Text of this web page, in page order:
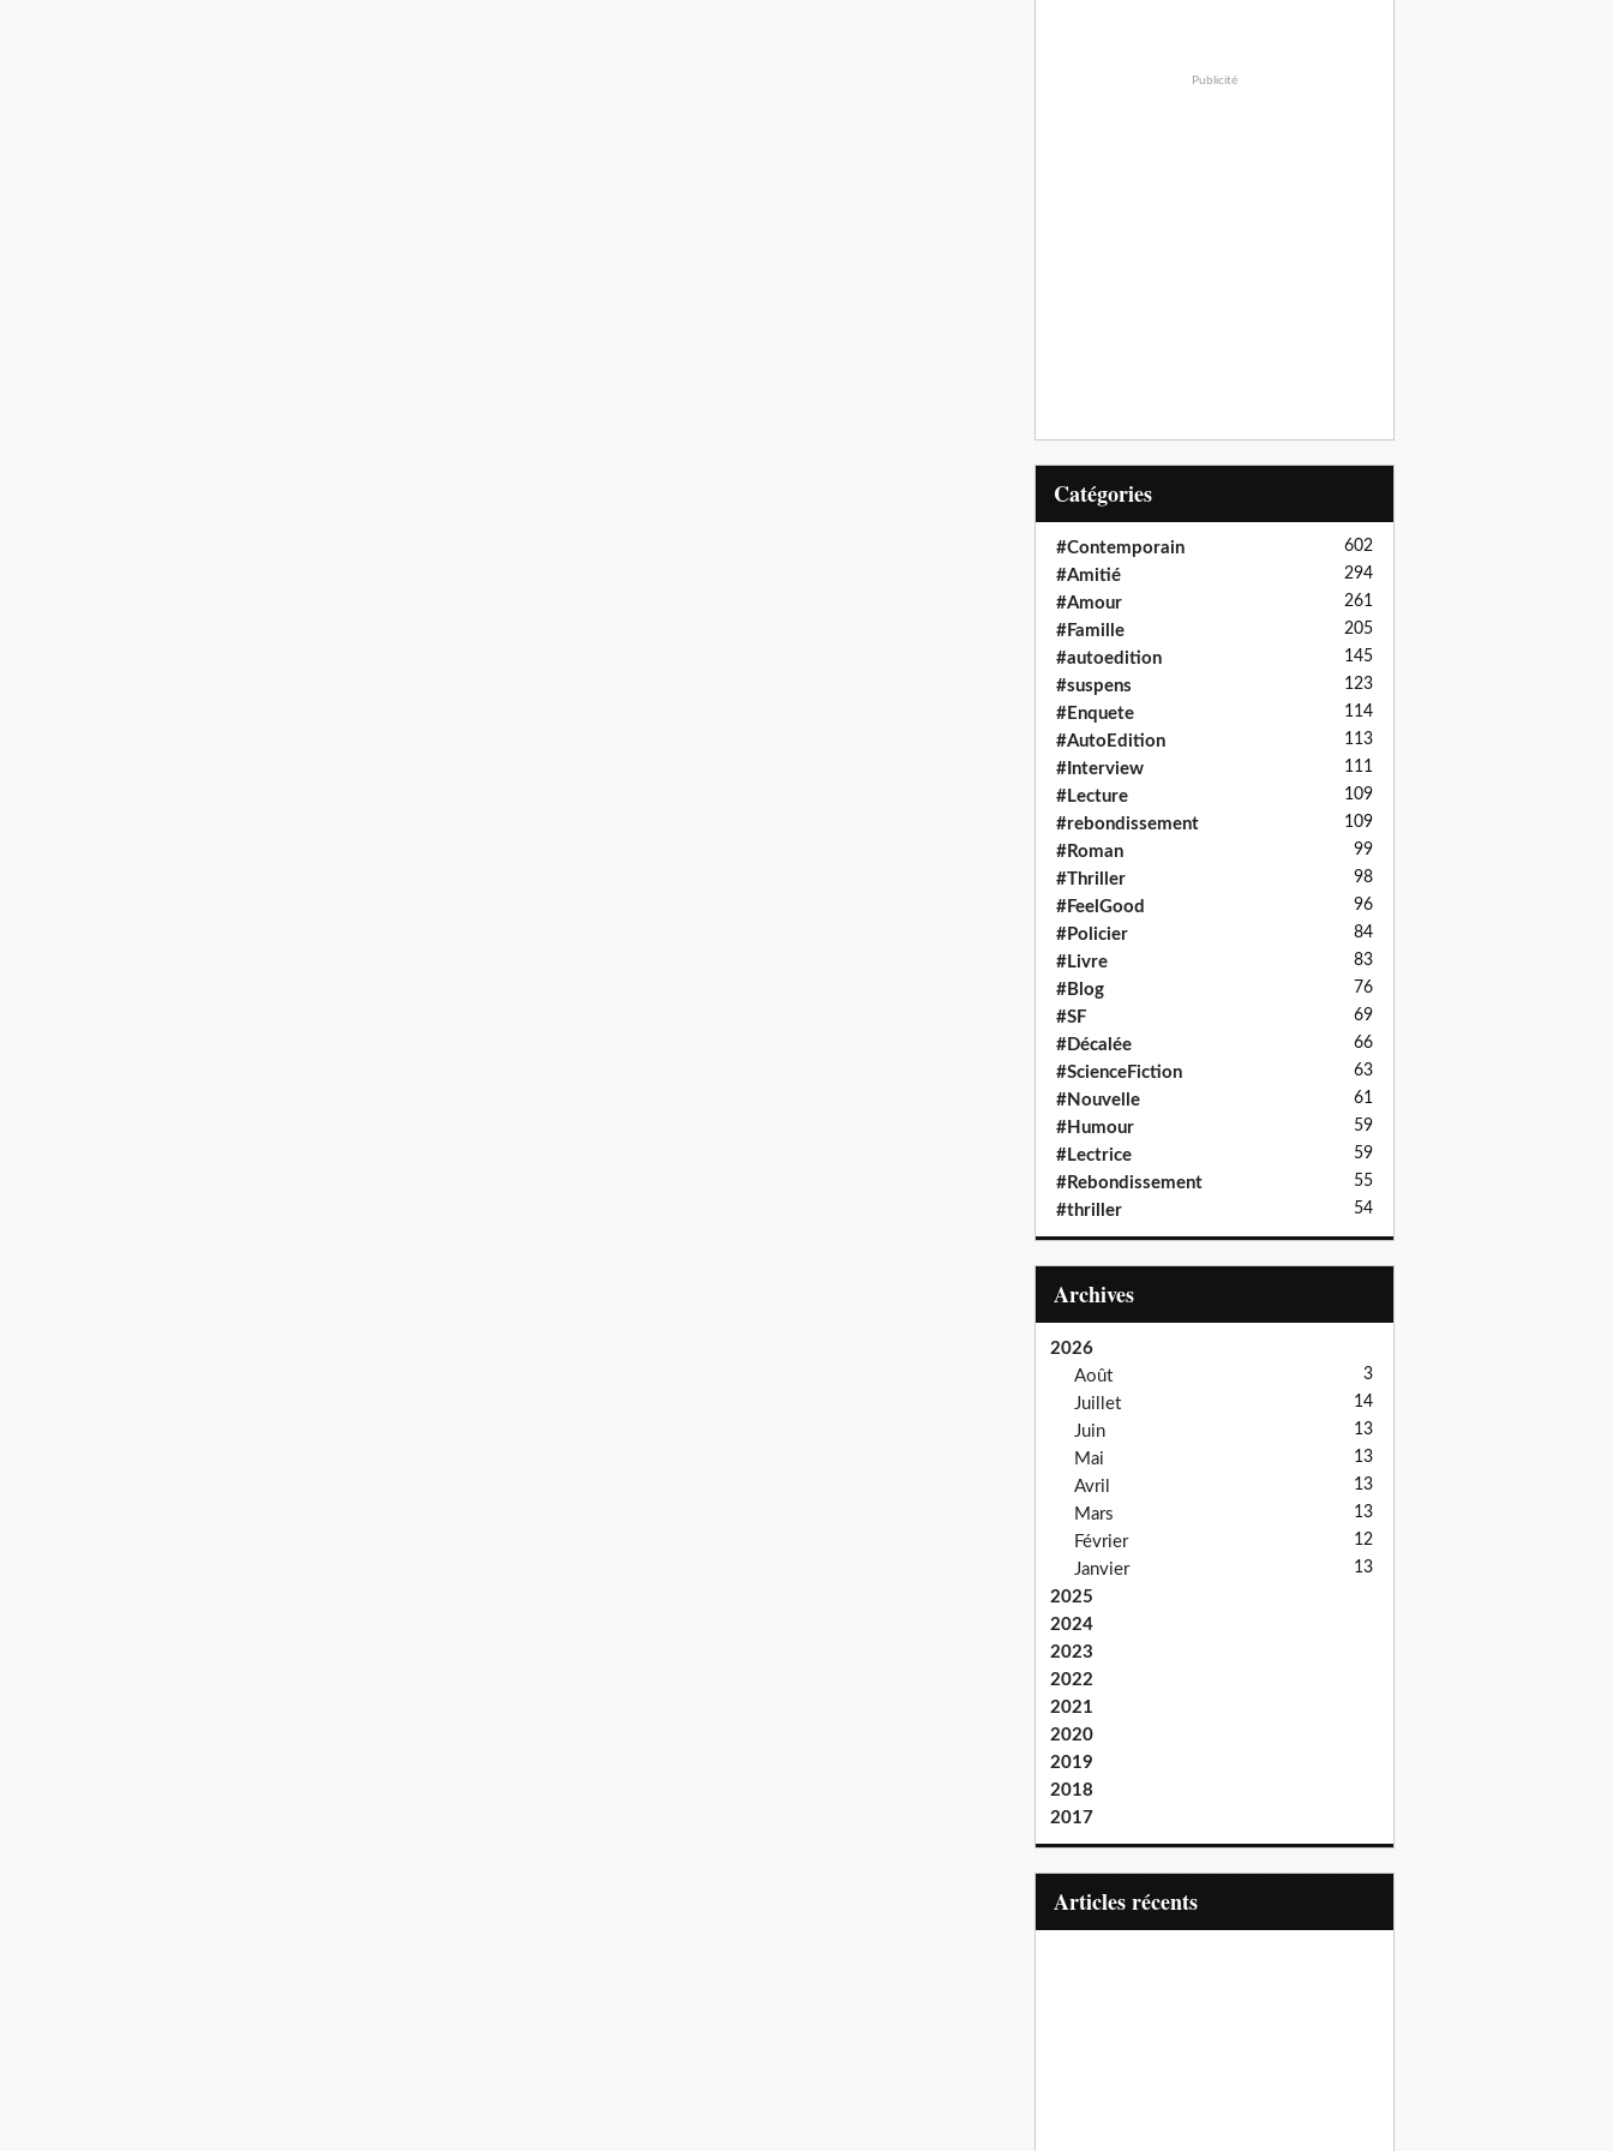
Publicité
Catégories
#Contemporain 602
#Amitié 294
#Amour 261
#Famille 205
#autoedition 145
#suspens 123
#Enquete 114
#AutoEdition 113
#Interview 111
#Lecture 109
#rebondissement 109
#Roman 99
#Thriller 98
#FeelGood 96
#Policier 84
#Livre 83
#Blog 76
#SF 69
#Décalée 66
#ScienceFiction 63
#Nouvelle 61
#Humour 59
#Lectrice 59
#Rebondissement 55
#thriller 54
Archives
2026
Août
3
Juillet 14
Juin 13
Mai 13
Avril 13
Mars 13
Février 12
Janvier 13
2025
2024
2023
2022
2021
2020
2019
2018
2017
articles récents